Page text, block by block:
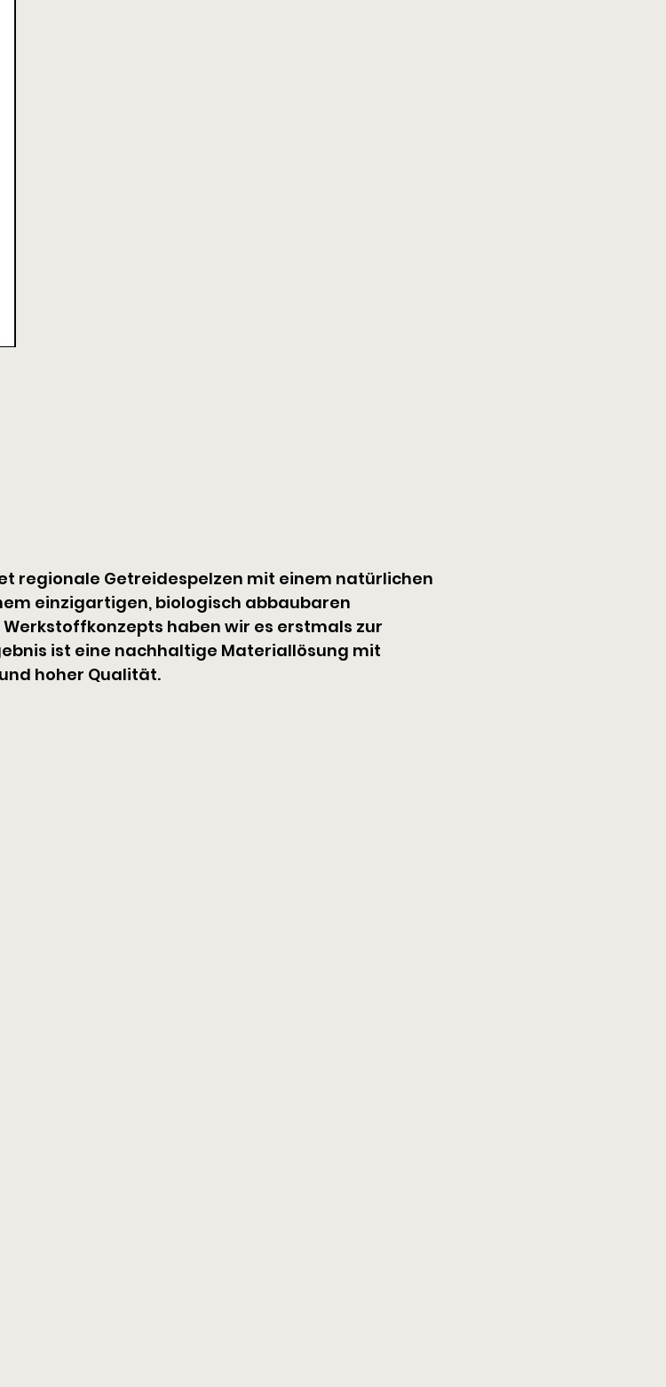
regionale Getreidespelzen mit einem natürlichen
einzigartigen, biologisch abbaubaren
haben wir es erstmals zur
ist eine nachhaltige Materiallösung mit
hoher Qualität.